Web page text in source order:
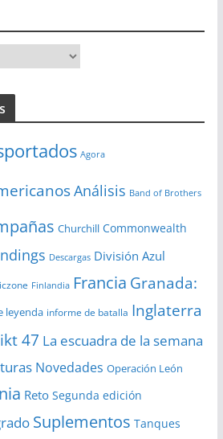
Agora
Análisis Band of Brothers
Churchill Commonwealth
Descargas División Azul
Finlandia Francia Granada:
leyenda informe de batalla Inglaterra
47 La escuadra de la semana
Novedades Operación León
Reto Segunda edición
Suplementos Tanques